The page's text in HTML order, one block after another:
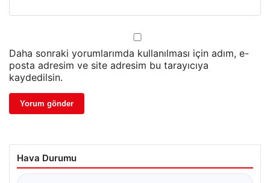
Daha sonraki yorumlarımda kullanılması için adım, e-
posta adresim ve site adresim bu tarayıcıya
kaydedilsin.
Hava Durumu